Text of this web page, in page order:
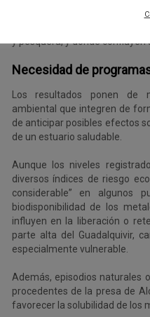
Además, elementos como el
y pesquera, y donde
Necesidad de
Los resultados ponen de
ambiental que integren de
de anticipar posibles efectos
de un estuario saludable.
Aunque los niveles
diversos índices de riesgo
considerable” en algunos
biodisponibilidad de los
influyen en la liberación o
parte alta del Guadalquivir,
especialmente vulnerable.
Además, episodios naturales
procedentes de la presa de
favorecer la solubilidad de los